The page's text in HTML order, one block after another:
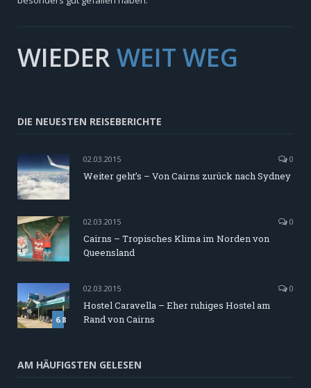
WIEDER WEIT WEG
DIE NEUESTEN REISEBERICHTE
02.03.2015 0
Weiter geht’s – Von Cairns zurück nach Sydney
02.03.2015 0
Cairns – Tropisches Klima im Norden von
Queensland
6.8
02.03.2015 0
Hostel Caravella – Eher ruhiges Hostel am
Rand von Cairns
AM HÄUFIGSTEN GELESEN